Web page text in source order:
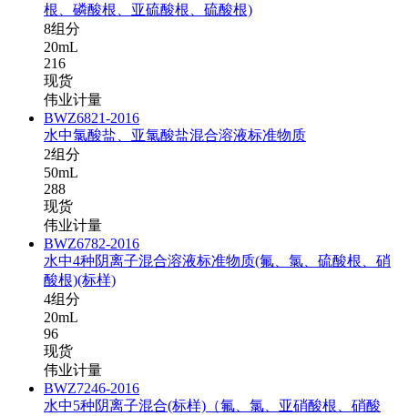
根、磷酸根、亚硫酸根、硫酸根)
8组分
20mL
216
现货
伟业计量
BWZ6821-2016
水中氯酸盐、亚氯酸盐混合溶液标准物质
2组分
50mL
288
现货
伟业计量
BWZ6782-2016
水中4种阴离子混合溶液标准物质(氟、氯、硫酸根、硝
酸根)(标样)
4组分
20mL
96
现货
伟业计量
BWZ7246-2016
水中5种阴离子混合(标样)（氟、氯、亚硝酸根、硝酸